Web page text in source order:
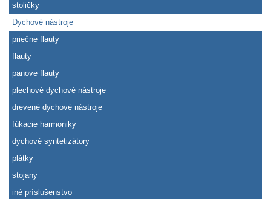
stoličky
Dychové nástroje
priečne flauty
flauty
panove flauty
plechové dychové nástroje
drevené dychové nástroje
fúkacie harmoniky
dychové syntetizátory
plátky
stojany
iné príslušenstvo